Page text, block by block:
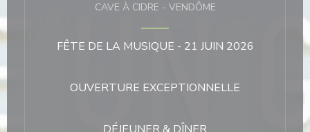
CAVE À CIDRE - VENDÔME
FÊTE DE LA MUSIQUE - 21 JUIN 2026
OUVERTURE EXCEPTIONNELLE